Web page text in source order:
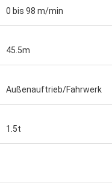
0 bis 98 m/min
45.5m
Außenauftrieb/Fahrwerk
1.5t